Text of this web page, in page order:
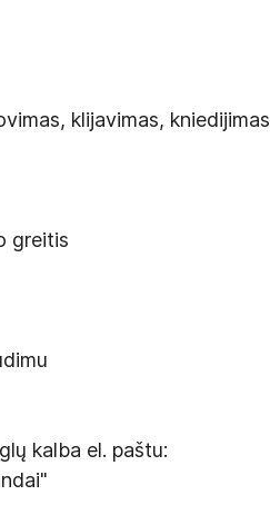
klijavimas, kniedijimas
greitis
kalba el. paštu: